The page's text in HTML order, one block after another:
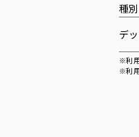
種別
デ
※利
※利